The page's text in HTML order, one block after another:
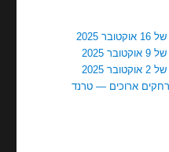
2025
2025
2025
ארוכים — טרנד